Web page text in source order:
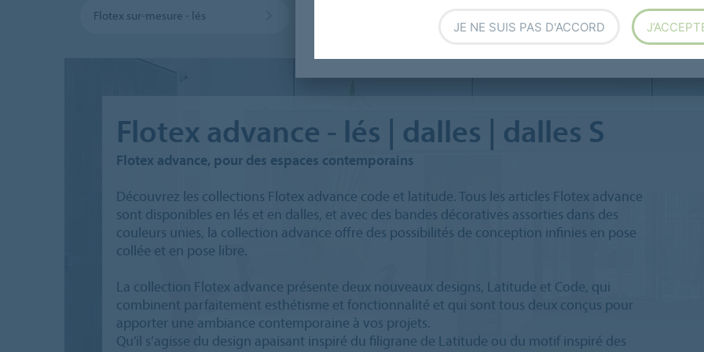
Flotex sur-mesure - lés
Flotex advance - lés | dalles | dalles S
Flotex advance, pour des espaces contemporains
Découvrez les collections Flotex advance code et latitude. Tous les articles Flotex advance
sont disponibles en lés et en dalles, et avec des bandes décoratives assorties dans des
couleurs unies, la collection advance offre des possibilités de conception infinies en pose
collée et en pose libre.
La collection Flotex advance présente deux nouveaux designs, Latitude et Code, qui
combinent parfaitement esthétisme et fonctionnalité et qui sont tous deux conçus pour
apporter une ambiance contemporaine à vos projets.
Qu’il s’agisse du design apaisant inspiré du filigrane de Latitude ou du motif inspiré des
JE NE SUIS PAS D'ACCORD